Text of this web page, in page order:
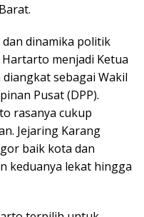
dinamika politik
menjadi Ketua
sebagai Wakil
Pusat (DPP).
rasanya cukup
Jejaring Karang
baik kota dan
keduanya lekat hingga